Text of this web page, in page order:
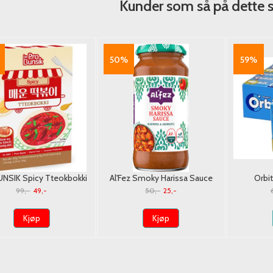
Kunder som så på dette
Spicy Tteokbokki
343g./ Dato
99,- 49,-
Kjøp
50%
Al'Fez Smoky Harissa Sauce
450g./Dato
50,- 25,-
Kjøp
59%